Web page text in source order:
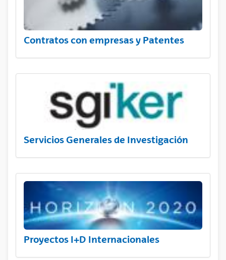
Contratos con empresas y Patentes
Servicios Generales de Investigación
Proyectos I+D Internacionales